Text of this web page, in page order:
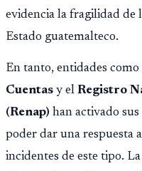
evidencia la fragilidad
Estado guatemalteco.
En tanto, entidades como
Cuentas y el Registro
(Renap) han activado
poder dar una respuesta
incidentes de este tipo.